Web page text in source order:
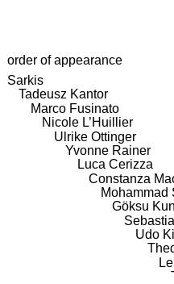
order of appearance
Sarkis
Tadeusz Kantor
Marco Fusinato
Nicole L’Huillier
Ulrike Ottinger
Yvonne Rainer
Luca Cerizza
Constanza
Mohammad
Göksu
Udo